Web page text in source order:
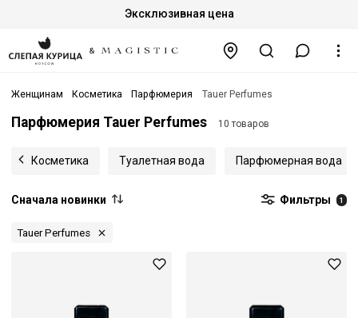
Эксклюзивная цена
Женщинам Косметика Парфюмерия Tauer Perfumes
Парфюмерия Tauer Perfumes 10 товаров
Косметика Туалетная вода Парфюмерная вода
Сначала новинки Фильтры 1
Tauer Perfumes